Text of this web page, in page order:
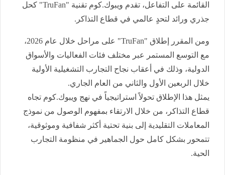
القائمة على التفاعل، تقدم ويبوك.كوم تقنية "TruFan"
كحل
جذري ورائد لتحدٍ عالمي في قطاع التذاكر.
ومن المقرر إطلاق "TruFan"
على مراحل خلال عام 2026،
مع التوسع المستمر عبر مختلف فئات الفعاليات والأسواق
الدولية، وذلك في أعقاب نجاح التجارب التشغيلية الأولية
خلال الربعين الأول والثاني من العام الجاري.
يمثل هذا الإطلاق تحولاً استراتيجياً في نهج ويبوك.كوم تجاه
قطاع التذاكر، من خلال الارتقاء بمفهوم الوصول من نموذج
المعاملات التقليدية إلى بنية تحتية أكثر شفافية وموثوقية،
تتمحور بشكل كامل حول الجماهير في منظومة التجارب
الحية.